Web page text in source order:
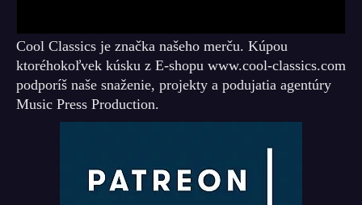
Cool Classics je značka našeho merču. Kúpou
ktoréhokoľvek kúsku z E-shopu www.cool-classics.com
podporíš naše snaženie, projekty a podujatia agentúry
Music Press Production.